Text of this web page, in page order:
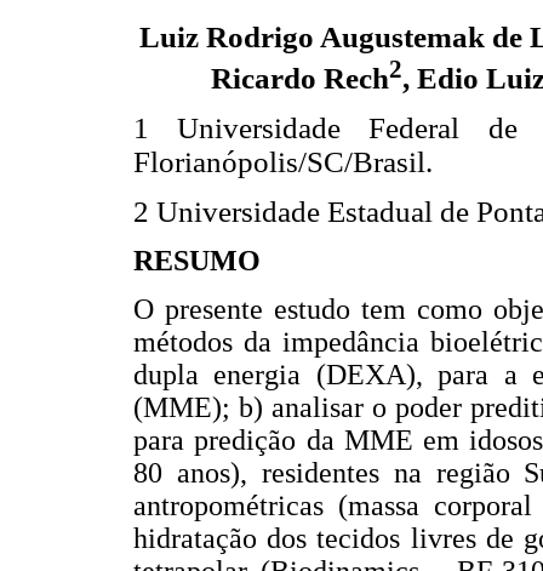
Luiz Rodrigo Augustemak de
Ricardo Rech2, Edio
1 Universidade Federal de
Florianópolis/SC/Brasil.
2 Universidade Estadual de
RESUMO
O presente estudo tem como
métodos da impedância
dupla energia (DEXA), para a
(MME); b) analisar o poder
para predição da MME em
80 anos), residentes na região
antropométricas (massa
hidratação dos tecidos livres de